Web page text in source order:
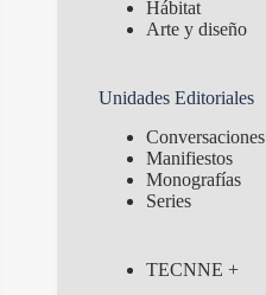
Hábitat
Arte y diseño
Unidades Editoriales
Conversaciones
Manifiestos
Monografías
Series
TECNNE +